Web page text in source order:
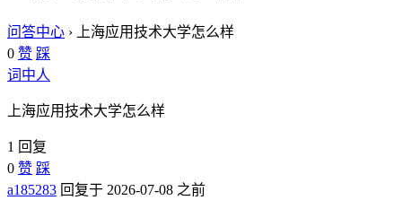
问答中心 ›
上海应用技术大学怎么样
0 赞 踩
词中人
上海应用技术大学怎么样
1 回复
0 赞 踩
a185283 回复于 2026-07-08 之前